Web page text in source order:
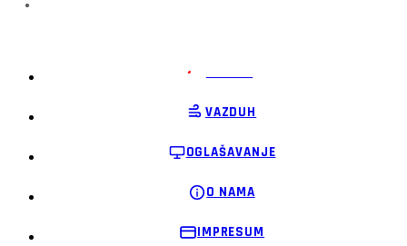
VAZDUH
OGLAŠAVANJE
O NAMA
IMPRESUM